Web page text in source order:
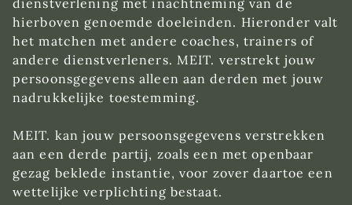
dienstverlening met inachtneming van de
hierboven genoemde doeleinden. Hieronder valt
het matchen met andere coaches, trainers of
andere dienstverleners. MEIT. verstrekt jouw
persoonsgegevens alleen aan derden met jouw
nadrukkelijke toestemming.
MEIT. kan jouw persoonsgegevens verstrekken
aan een derde partij, zoals een met openbaar
gezag beklede instantie, voor zover daartoe een
wettelijke verplichting bestaat.